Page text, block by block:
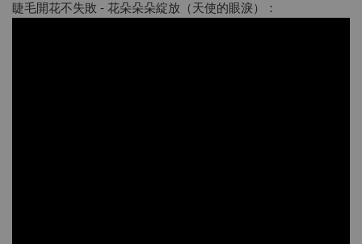
睫毛開花不失敗 - 花朵朵朵綻放（天使的眼淚）：